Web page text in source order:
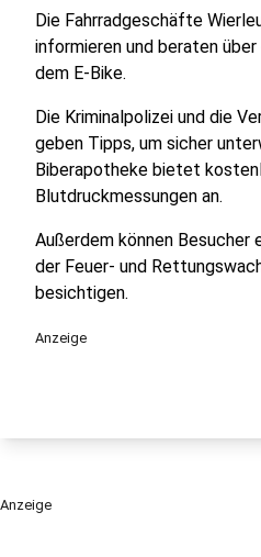
Die Fahrradgeschäfte
informieren und beraten
dem E-Bike.
Die Kriminalpolizei und die
geben Tipps, um sicher
Biberapotheke bietet
Blutdruckmessungen an.
Außerdem können Besucher
der Feuer- und
besichtigen.
Anzeige
Anzeige